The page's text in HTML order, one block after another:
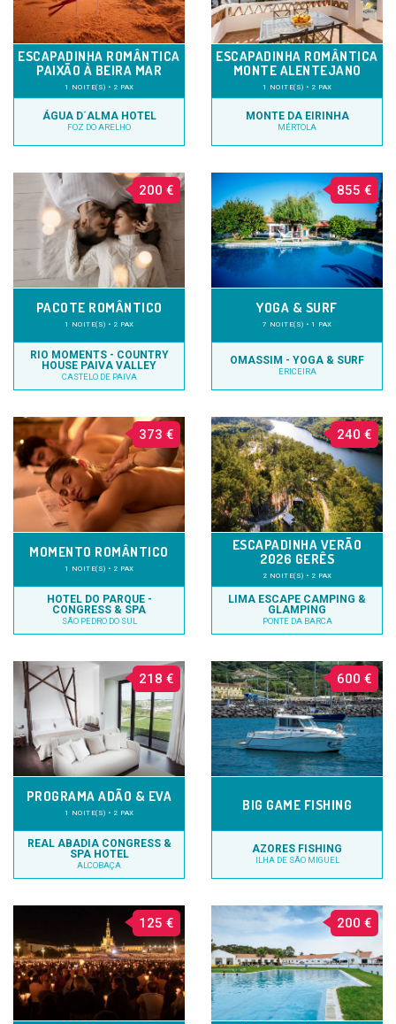
ESCAPADINHA ROMÂNTICA
PAIXÃO À BEIRA MAR
1 NOITE(S) • 2 PAX
ÁGUA D´ALMA HOTEL
FOZ DO ARELHO
ESCAPADINHA ROMÂNTICA
MONTE ALENTEJANO
1 NOITE(S) • 2 PAX
MONTE DA EIRINHA
MÉRTOLA
200 €
PACOTE ROMÂNTICO
1 NOITE(S) • 2 PAX
RIO MOMENTS - COUNTRY
HOUSE PAIVA VALLEY
CASTELO DE PAIVA
855 €
YOGA & SURF
7 NOITE(S) • 1 PAX
OMASSIM - YOGA & SURF
ERICEIRA
373 €
MOMENTO ROMÂNTICO
1 NOITE(S) • 2 PAX
HOTEL DO PARQUE -
CONGRESS & SPA
SÃO PEDRO DO SUL
240 €
ESCAPADINHA VERÃO
2026 GERÊS
2 NOITE(S) • 2 PAX
LIMA ESCAPE CAMPING &
GLAMPING
PONTE DA BARCA
218 €
PROGRAMA ADÃO & EVA
1 NOITE(S) • 2 PAX
REAL ABADIA CONGRESS &
SPA HOTEL
ALCOBAÇA
600 €
BIG GAME FISHING
AZORES FISHING
ILHA DE SÃO MIGUEL
125 € 200 €